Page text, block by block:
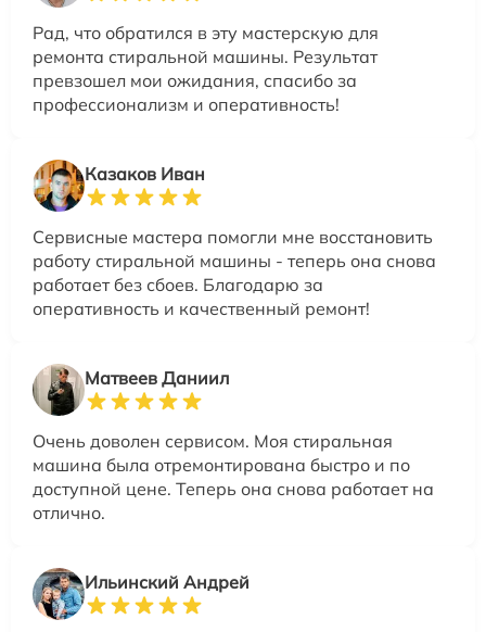
Рад, что обратился в эту мастерскую для
ремонта стиральной машины. Результат
превзошел мои ожидания, спасибо за
профессионализм и оперативность!
Казаков Иван
Сервисные мастера помогли мне восстановить
работу стиральной машины - теперь она снова
работает без сбоев. Благодарю за
оперативность и качественный ремонт!
Матвеев Даниил
Очень доволен сервисом. Моя стиральная
машина была отремонтирована быстро и по
доступной цене. Теперь она снова работает на
отлично.
Ильинский Андрей